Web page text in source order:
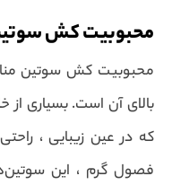
محبوبیت کش
محبوبیت کش سوتین
بالای آن است. بسیاری
که در عین زیبایی ،
فصول گرم ، این